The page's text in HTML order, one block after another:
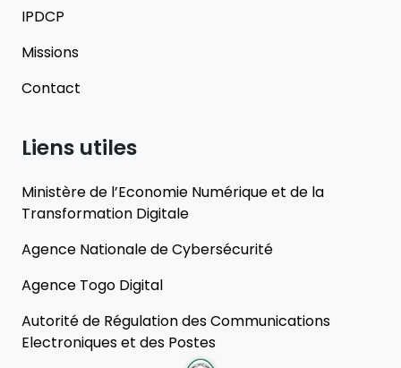
IPDCP
Missions
Contact
Liens utiles
Ministère de l’Economie Numérique et de la
Transformation Digitale
Agence Nationale de Cybersécurité
Agence Togo Digital
Autorité de Régulation des Communications
Electroniques et des Postes